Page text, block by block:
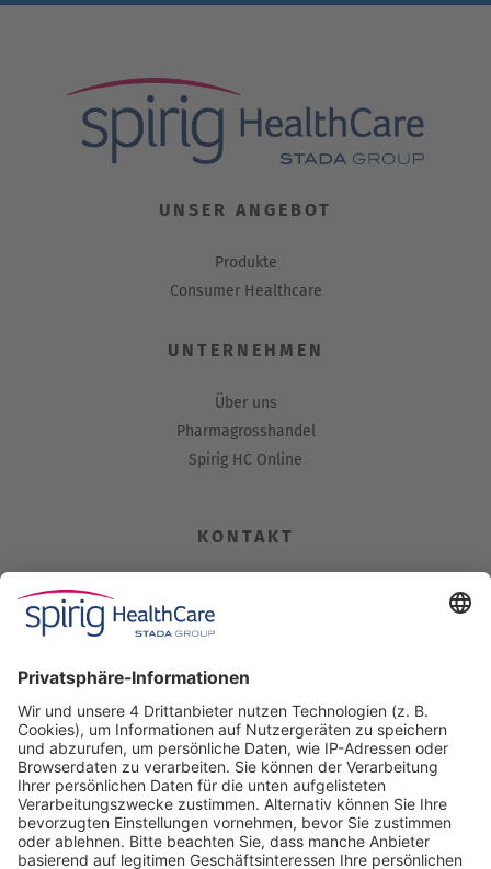
UNSER ANGEBOT
Produkte
Consumer Healthcare
UNTERNEHMEN
Über uns
Pharmagrosshandel
Spirig HC Online
KONTAKT
Industriestrasse 30
CH-4622 Egerkingen
Tel. +41 62 388 85 00
info@spirig-healthcare.ch
Pharmakovigilanz
Für Meldungen von unerwünschten Arzneimittelwirkungen zu
einem Medikament von Spirig HealthCare AG
Tel. +41 62 388 85 88